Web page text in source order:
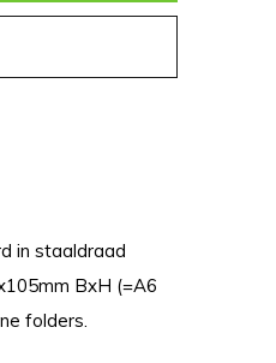
in staaldraad
BxH (=A6
folders.